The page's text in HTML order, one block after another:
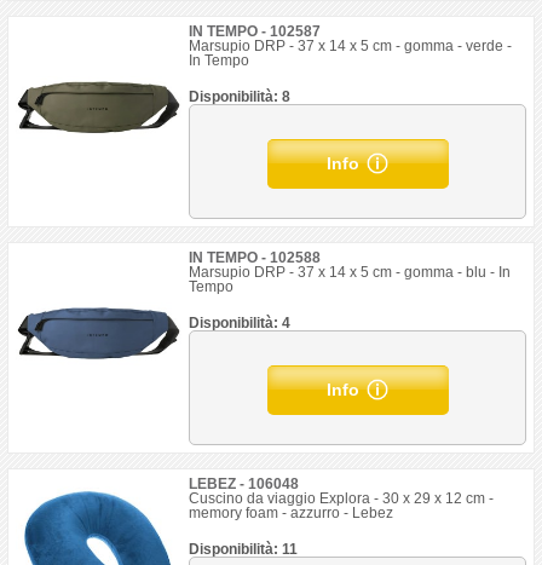
IN TEMPO - 102587
Marsupio DRP - 37 x 14 x 5 cm - gomma - verde -
In Tempo
Disponibilità: 8
Info
IN TEMPO - 102588
Marsupio DRP - 37 x 14 x 5 cm - gomma - blu - In
Tempo
Disponibilità: 4
Info
LEBEZ - 106048
Cuscino da viaggio Explora - 30 x 29 x 12 cm -
memory foam - azzurro - Lebez
Disponibilità: 11